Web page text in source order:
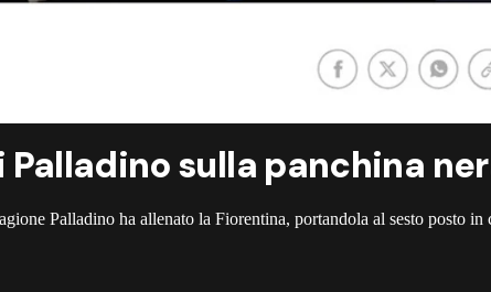
sulla panchina
Palladino ha allenato la Fiorentina, portandola al sesto posto